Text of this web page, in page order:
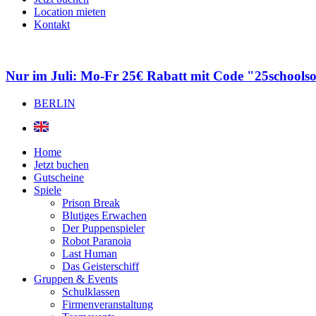
Location mieten
Kontakt
Nur im Juli: Mo-Fr 25€ Rabatt mit Code
BERLIN
Home
Jetzt buchen
Gutscheine
Spiele
Prison Break
Blutiges Erwachen
Der Puppenspieler
Robot Paranoia
Last Human
Das Geisterschiff
Gruppen & Events
Schulklassen
Firmenveranstaltung